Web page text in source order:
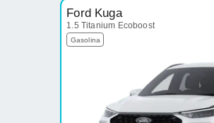
Ford Kuga
1.5 Titanium Ecoboost
Gasolina